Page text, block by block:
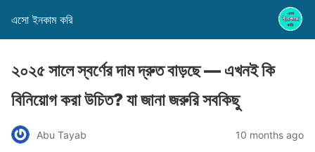
এসো ইনকাম করি
২০২৫ সালে স্বর্ণের দাম দ্রুত বাড়ছে — এখনই কি
বিনিয়োগ করা উচিত? যা জানা জরুরি সবকিছু
Abu Tayab 10 months ago